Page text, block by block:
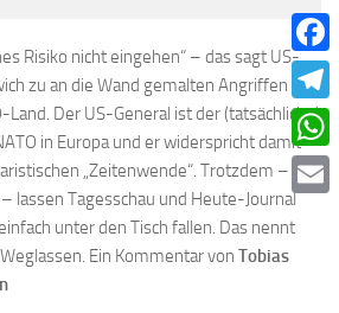
Risiko nicht eingehen“ – das sagt US-
zu an die Wand gemalten Angriffen
Land. Der US-General ist der (tatsächliche)
in Europa und er widerspricht damit
„Zeitenwende“. Trotzdem –
lassen Tagesschau und Heute-Journal
unter den Tisch fallen. Das nennt
Ein Kommentar von Tobias
Email